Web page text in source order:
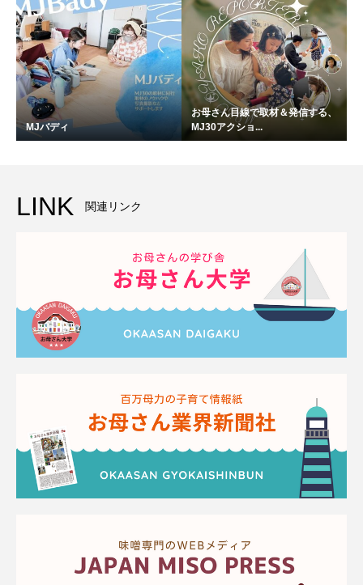
MJバディ
お母さん目線で取材＆発信する、
MJ30アクショ...
LINK 関連リンク